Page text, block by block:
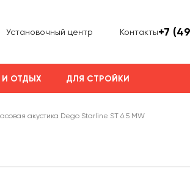
Установочный центр Контакты+7
И ОТДЫХ ДЛЯ СТРОЙКИ
акустика Dego Starline ST 6.5 MW